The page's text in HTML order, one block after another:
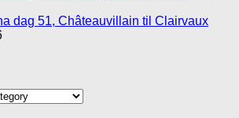
dag 51, Châteauvillain til Clairvaux